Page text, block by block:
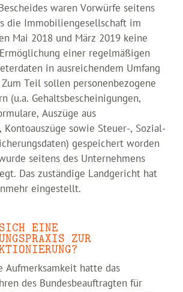
waren Vorwürfe seitens
die Immobiliengesellschaft im
Mai 2018 und März 2019 keine
einer regelmäßigen
in ausreichendem Umfang
Teil sollen personenbezogene
(u.a. Gehaltsbescheinigungen,
Auszüge aus
Kontoauszüge sowie Steuer-, Sozial-
gespeichert worden
seitens des Unternehmens
Das zuständige Landgericht hat
eingestellt.
EINE
ZUR
Aufmerksamkeit hatte das
des Bundesbeauftragten für